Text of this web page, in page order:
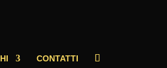
CONTATTI